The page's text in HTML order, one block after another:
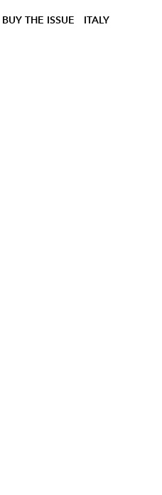
BUY THE ISSUE ITALY